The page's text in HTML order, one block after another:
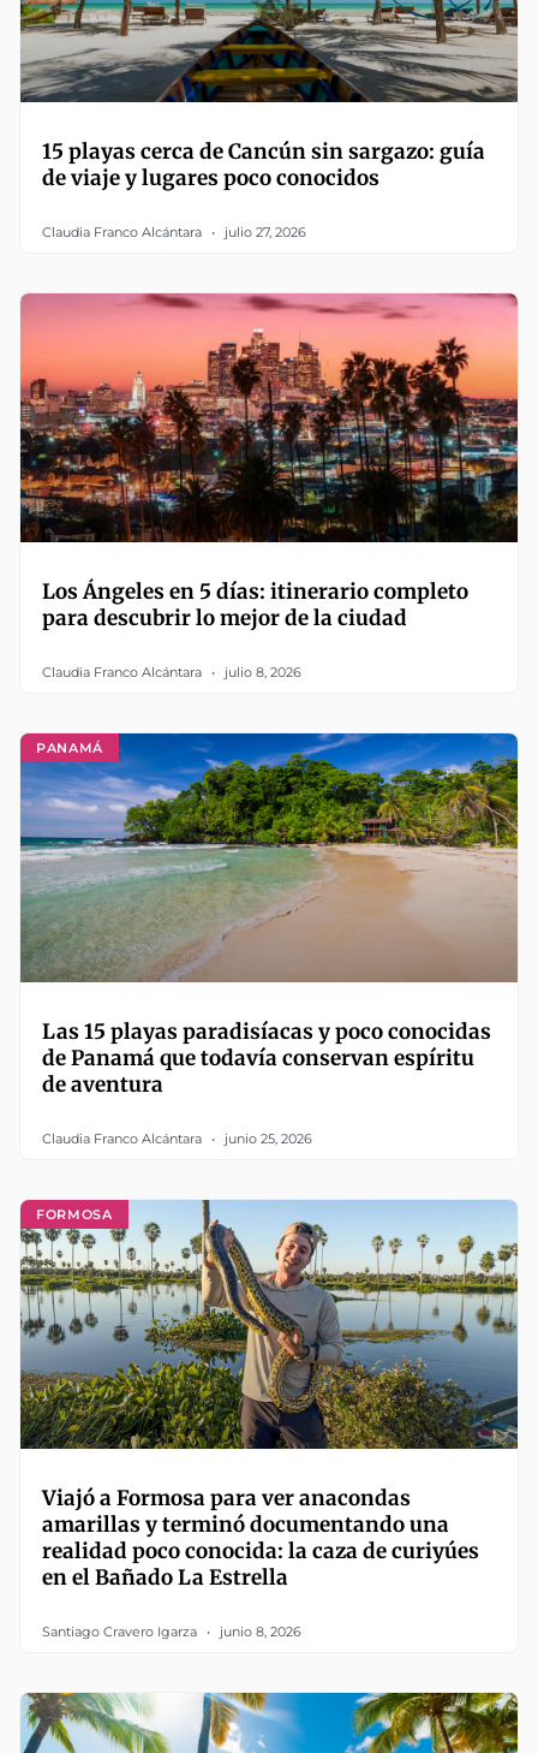
15 playas cerca de Cancún sin sargazo: guía
de viaje y lugares poco conocidos
Claudia Franco Alcántara julio 27, 2026
Los Ángeles en 5 días: itinerario completo
para descubrir lo mejor de la ciudad
Claudia Franco Alcántara julio 8, 2026
PANAMÁ
Las 15 playas paradisíacas y poco conocidas
de Panamá que todavía conservan espíritu
de aventura
Claudia Franco Alcántara junio 25, 2026
FORMOSA
Viajó a Formosa para ver anacondas
amarillas y terminó documentando una
realidad poco conocida: la caza de curiyúes
en el Bañado La Estrella
Santiago Cravero Igarza junio 8, 2026